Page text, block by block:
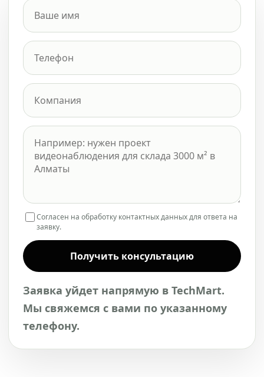
Согласен на обработку контактных данных для ответа на
заявку.
Получить консультацию
Заявка уйдет напрямую в TechMart.
Мы свяжемся с вами по указанному
телефону.